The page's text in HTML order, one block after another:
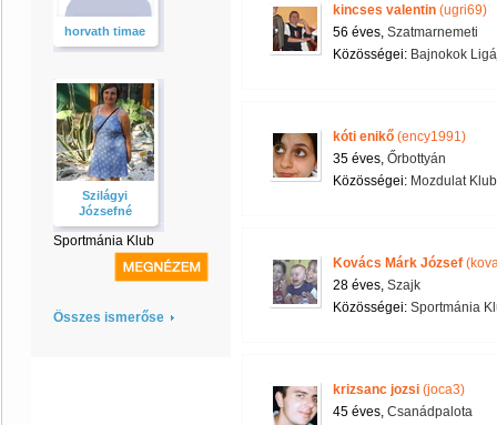
horvath timae
Szilágyi
Józsefné
Sportmánia Klub
Összes ismerőse
kincses valentin (ugri69)
56 éves, Szatmarnemeti
Közösségei: Bajnokok
kóti enikő (ency1991)
35 éves, Őrbottyán
Közösségei: Mozdulat Klub
Kovács Márk József
28 éves, Szajk
Közösségei: Sportmánia
krizsanc jozsi (joca3)
45 éves, Csanádpalota